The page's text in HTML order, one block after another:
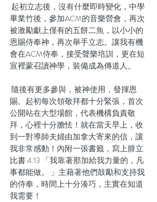
起初立志後，沒有什麼即時變化，中學
畢業竹後，參加ACM的音樂營會，再次
被激勵獻上僅有的五餅二魚，以小小的
恩賜侍奉神，再次舉手立志。讓我有機
會在ACM侍奉，接受聲樂培訓，更在短
宣裡蒙召讀神學，裝備成為傳道人。
隨後有更多參與，被神使用，發揮恩
賜。起初每次領敬拜都十分緊張，首次
公開站在大型場館，代表機構負責敬
拜，心裡十分膽怯！就在當天早上，收
到一對導師夫婦由加拿大寄來的信，讓
我非常感動！內附一張書籤，寫上腓立
比書 4:13 「我靠著那加給我力量的，凡
事都能做。 」主藉著他們鼓勵和支持我
的侍奉，時間上十分湊巧，主實在知道
我需要！